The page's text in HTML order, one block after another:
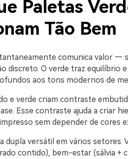
Paletas
Tão Bem
comunica valor —
discreto. O verde traz equilíbrio
aos tons modernos de
e verde criam contraste
Esse contraste ajuda a criar
sem depender de cores
dupla versátil em vários setores.
contido), bem-estar (sálvia +